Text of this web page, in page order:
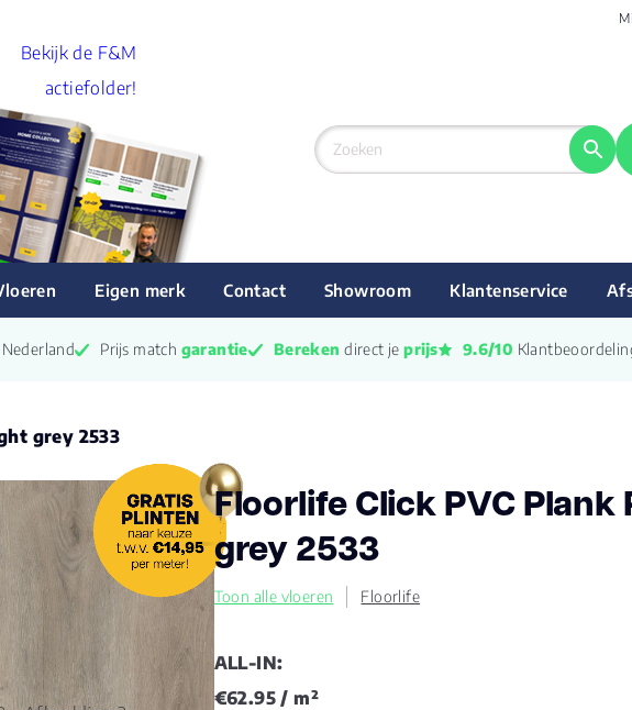
Bekijk de F&M
actiefolder!
Eigen merk Contact Showroom Klantenservice
Prijs match garantie Bereken direct je prijs 9.6/10
grey 2533
Floorlife Click PVC
grey 2533
Toon alle vloeren Floorlife
ALL-IN:
€62.95 / m²